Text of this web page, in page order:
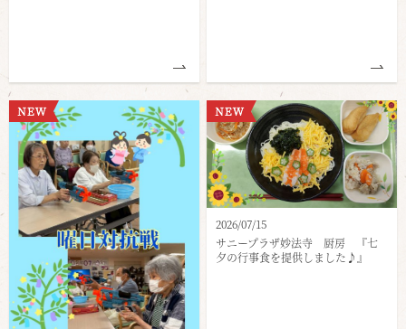
2026/07/15
サニープラザ妙法寺 厨房 『七
夕の行事食を提供しました♪』